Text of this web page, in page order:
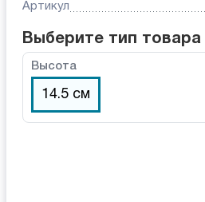
Артикул
Выберите тип товара
Высота
14.5 см